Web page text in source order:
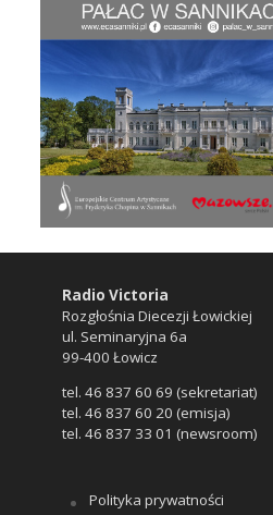
Radio Victoria
Rozgłośnia Diecezji Łowickiej
ul. Seminaryjna 6a
99-400 Łowicz
tel. 46 837 60 69 (sekretariat)
tel. 46 837 60 20 (emisja)
tel. 46 837 33 01 (newsroom)
Polityka prywatności